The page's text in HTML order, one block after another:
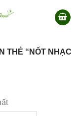
THẺ “NỐT NHẠC